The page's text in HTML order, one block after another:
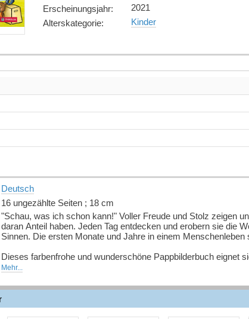
Erscheinungsjahr:
2021
Alterskategorie: Kinder
Deutsch
16 ungezählte Seiten ; 18 cm
"Schau, was ich schon kann!" Voller Freude und Stolz zeigen
daran Anteil haben. Jeden Tag entdecken und erobern sie die
Sinnen. Die ersten Monate und Jahre in einem
Dieses farbenfrohe und wunderschöne Pappbilderbuch eignet
Welteroberungen des Tages. Fröhliche und eingängige Reime
Nach ihrem äusserst erfolgreichen und viel gefeierten Buch
ein Pappbilderbuch für die Allerkleinsten vor. Ganz der
Mehr...